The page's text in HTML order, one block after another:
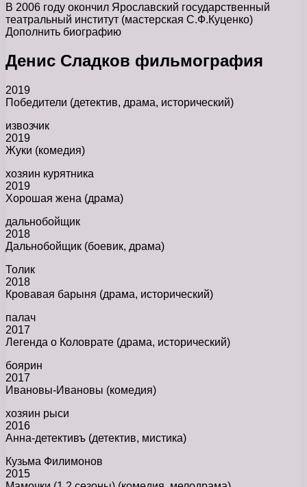
В 2006 году окончил Ярославский государственный
театральный институт (мастерская С.Ф.Куценко)
Дополнить биографию
Денис Сладков фильмография
2019
Победители (детектив, драма, исторический)
извозчик
2019
Жуки (комедия)
хозяин курятника
2019
Хорошая жена (драма)
дальнобойщик
2018
Дальнобойщик (боевик, драма)
Толик
2018
Кровавая барыня (драма, исторический)
палач
2017
Легенда о Коловрате (драма, исторический)
боярин
2017
Ивановы-Ивановы (комедия)
хозяин рыси
2016
Анна-детективъ (детектив, мистика)
Кузьма Филимонов
2015